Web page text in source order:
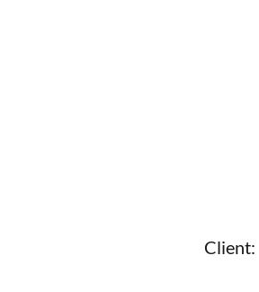
Client: